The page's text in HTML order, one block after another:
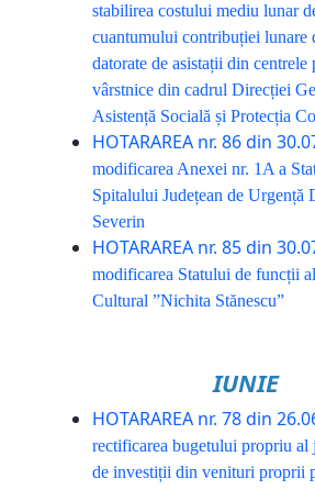
stabilirea costului mediu lunar
cuantumului contribuției lunare
datorate de asistații din centrele
vârstnice din cadrul Direcției
Asistență Socială și Protecția
HOTARAREA nr. 86 din
modificarea Anexei nr. 1A a
Spitalului Județean de Urgență
Severin
HOTARAREA nr. 85 din
modificarea Statului de funcții
Cultural ”Nichita Stănescu”
IUNIE
HOTARAREA nr. 78 din
rectificarea bugetului propriu al
de investiții din venituri proprii